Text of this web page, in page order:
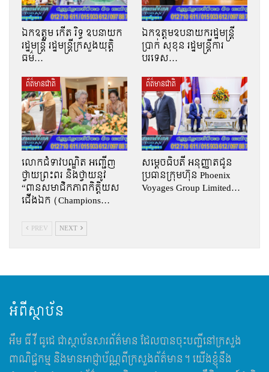
ឯកឧត្តម កើត រិទ្ធ ឧបនាយក
រដ្ឋមន្ត្រី រដ្ឋមន្ត្រីក្រសួងយុត្តិ
ធម៌…
ឯកឧត្តមឧបនាយករដ្ឋមន្រ្តី
ប្រាក់ សុខុន រដ្ឋមន្រ្តីការ
បរទេស…
ព័ត៌មានជាតិ
លោកជំទាវបណ្ឌិត អញ្ជើញ
ថ្វាយព្រះពរ និងថ្វាយនូវ
“ពានសមាជិកភាពកិត្តិយស
ជើងឯក (Champions…
ព័ត៌មានជាតិ
សម្តេចធិបតី អនុញ្ញាតជូន
ប្រធានក្រុមហ៊ុន Phoenix
Voyages Group Limited…
PREV NEXT
អំពីស្ថាប័ន
អឹម​ ធី វី ធូដេ ជាស្ថាប័នសារព័ត៌មាន ដែលបានចុះបញ្ជីនៅក្រសួង
ពាណិជ្ជកម្ម និងមានអាជ្ញាប័ណ្ណពីក្រសួងព័ត៌មាន។ យើងខ្ញុំនឹង